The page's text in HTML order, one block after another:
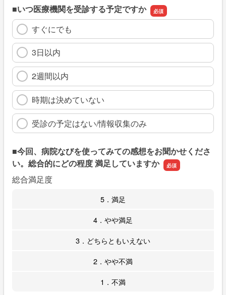
■いつ医療機関を受診する予定ですか
すぐにでも
3日以内
2週間以内
時期は決めていない
受診の予定はない/情報収集のみ
■今回、病院なびを使ってみての感想をお聞かせくださ
い。総合的にどの程度 満足していますか
総合満足度
5．満足
4．やや満足
3．どちらともいえない
2．やや不満
1．不満